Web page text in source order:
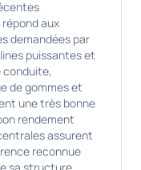
aux
demandées par
puissantes et
conduite,
de gommes et
une très bonne
rendement
assurent
reconnue